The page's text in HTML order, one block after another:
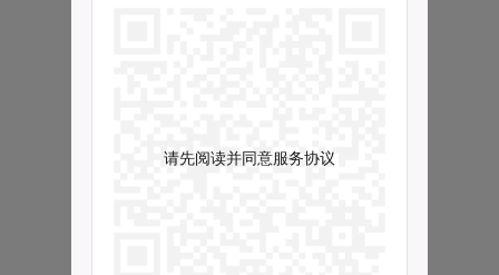
请先阅读并同意服务协议